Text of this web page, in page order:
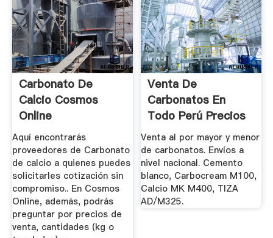
Carbonato De
Calcio Cosmos
Online
Aquí encontrarás
proveedores de Carbonato
de calcio a quienes puedes
solicitarles cotización sin
compromiso.. En Cosmos
Online, además, podrás
preguntar por precios de
venta, cantidades (kg o
Venta De
Carbonatos En
Todo Perú Precios
Insuperables!
Venta al por mayor y menor
de carbonatos. Envíos a
nivel nacional. Cemento
blanco, Carbocream M100,
Calcio MK M400, TIZA
AD/M325.